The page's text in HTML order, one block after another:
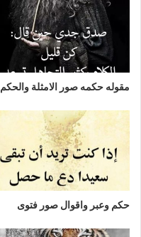
مقوله حكمه صور الامثلة والحكم
حكم وعبر واقوال صور فتوى